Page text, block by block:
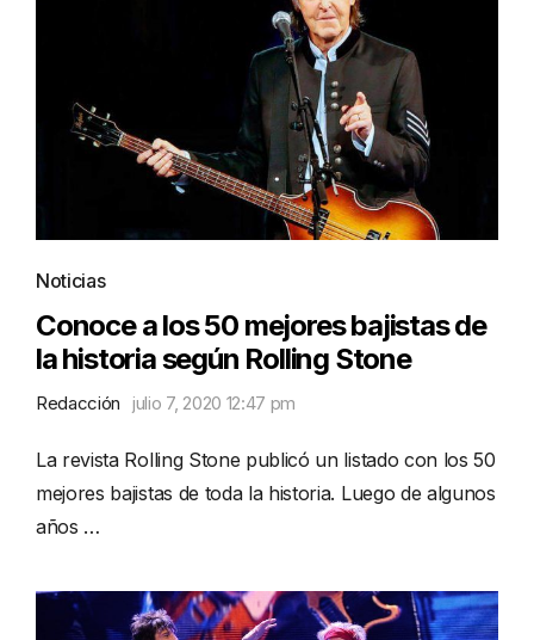
Noticias
Conoce a los 50 mejores bajistas de
la historia según Rolling Stone
Redacción julio 7, 2020 12:47 pm
La revista Rolling Stone publicó un listado con los 50
mejores bajistas de toda la historia. Luego de algunos
años …